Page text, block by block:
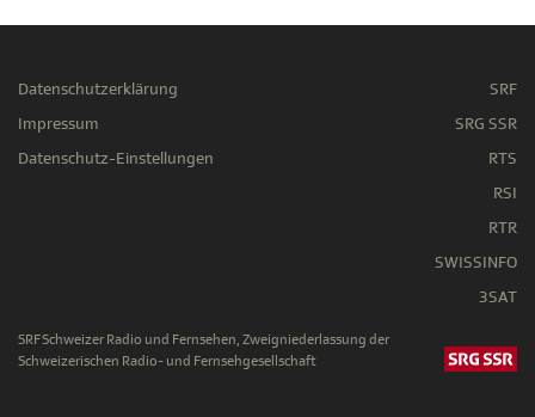
Datenschutzerklärung
Impressum
Datenschutz-Einstellungen
SRF
SRG SSR
RTS
RSI
RTR
SWISSINFO
3SAT
SRF Schweizer Radio und Fernsehen, Zweigniederlassung der
Schweizerischen Radio- und Fernsehgesellschaft